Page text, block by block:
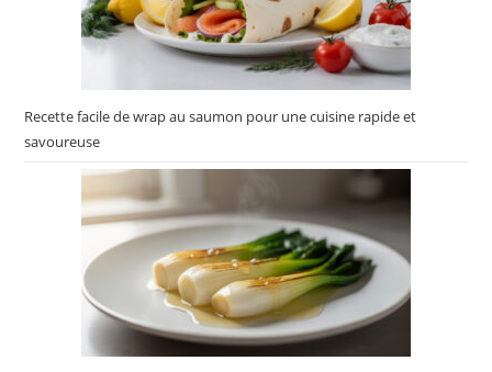
Recette facile de wrap au saumon pour une cuisine rapide et
savoureuse